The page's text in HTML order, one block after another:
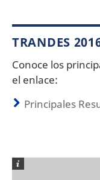
TRANDES
Conoce los
el enlace:
Principales